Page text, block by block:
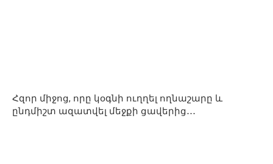
Հզոր միջոց, որը կօգնի ուղղել ողնաշարը և
ընդմիշտ ազատվել մեջքի ցավերից․․․